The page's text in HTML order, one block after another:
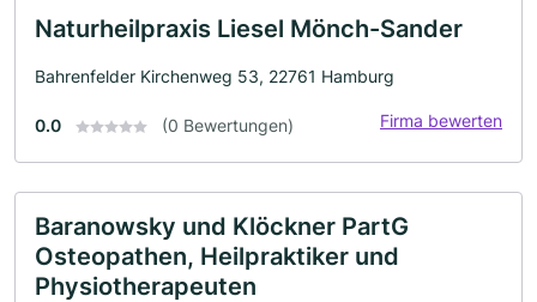
Naturheilpraxis Liesel Mönch-Sander
Bahrenfelder Kirchenweg 53, 22761 Hamburg
0.0 (0 Bewertungen) Firma bewerten
Baranowsky und Klöckner PartG
Osteopathen, Heilpraktiker und
Physiotherapeuten